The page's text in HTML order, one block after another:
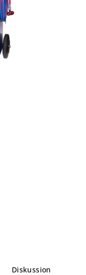
Diskussion